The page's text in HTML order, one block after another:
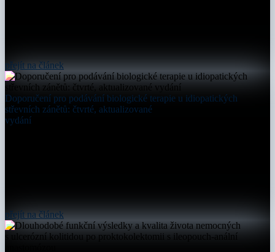
přejít na článek
Doporučení pro podávání biologické terapie u idiopatických
střevních zánětů: čtvrté, aktualizované
vydání
přejít na článek